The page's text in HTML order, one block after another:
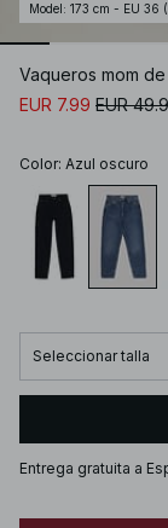
Model : 173 cm - EU 36
Vaqueros mom
EUR 7.99 EUR
Color: Azul oscuro
Seleccionar talla
Entrega gratuita a